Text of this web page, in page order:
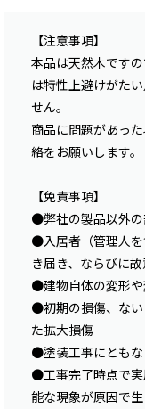
【注意事項】
本品は天然木です
は特性上避けがた
せん。
商品に問題があっ
絡をお願いします。
【免責事項】
●弊社の製品以外
●入居者（管理人
き届き、ならびに
●建物自体の変形
●初期の損傷、ない
た拡大損傷
●塗装工事にとも
●工事完了時点で
能な現象が原因で